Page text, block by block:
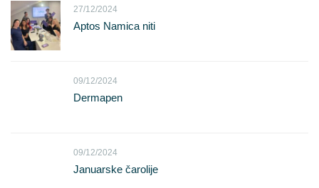
27/12/2024
Aptos Namica niti
09/12/2024
Dermapen
09/12/2024
Januarske čarolije